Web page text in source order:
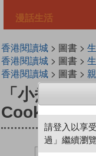
漫話生活
香港閱讀城> 圖書 >
香港閱讀城> 圖書 >
香港閱讀城> 圖書 >
「小煮意」
Cook──節
請登入以享
過」繼續瀏覽